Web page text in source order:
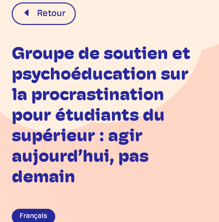
Retour
Groupe de soutien et
psychoéducation sur
la procrastination
pour étudiants du
supérieur : agir
aujourd’hui, pas
demain
Français